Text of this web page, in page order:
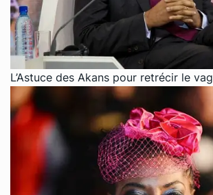
L’Astuce des Akans pour retrécir le